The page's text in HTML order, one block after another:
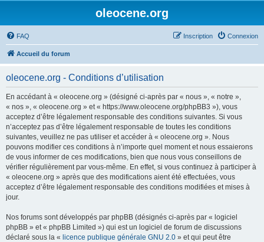
oleocene.org
FAQ Connexion
Inscription
Accueil du forum
oleocene.org - Conditions d’utilisation
En accédant à « oleocene.org » (désigné ci-après par « nous », « notre »,
« nos », « oleocene.org » et « https://www.oleocene.org/phpBB3 »), vous
acceptez d’être légalement responsable des conditions suivantes. Si vous
n’acceptez pas d’être légalement responsable de toutes les conditions
suivantes, veuillez ne pas utiliser et accéder à « oleocene.org ». Nous
pouvons modifier ces conditions à n’importe quel moment et nous essaierons
de vous informer de ces modifications, bien que nous vous conseillons de
vérifier régulièrement par vous-même. En effet, si vous continuez à participer à
« oleocene.org » après que des modifications aient été effectuées, vous
acceptez d’être légalement responsable des conditions modifiées et mises à
jour.
Nos forums sont développés par phpBB (désignés ci-après par « logiciel
phpBB » et « phpBB Limited ») qui est un logiciel de forum de discussions
déclaré sous la « licence publique générale GNU 2.0 » et qui peut être